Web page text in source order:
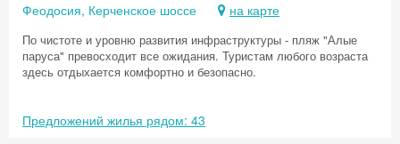
Феодосия, Керченское шоссе на карте
По чистоте и уровню развития инфраструктуры - пляж "Алые
паруса" превосходит все ожидания. Туристам любого возраста
здесь отдыхается комфортно и безопасно.
Предложений жилья рядом: 43